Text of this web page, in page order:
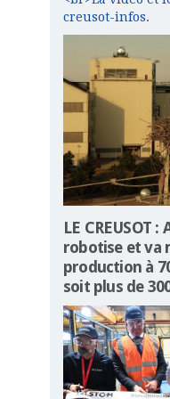
creusot-infos.
LE CREUSOT
robotise et va
production à
soit plus de